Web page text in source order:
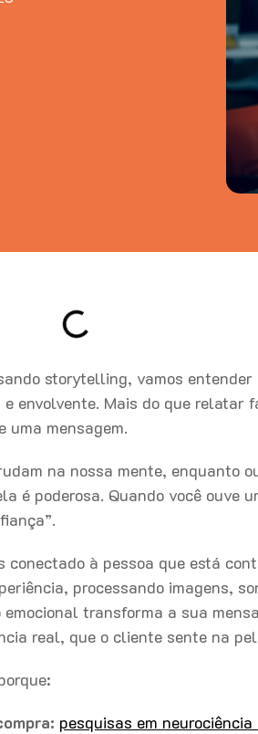
storytelling, vamos
envolvente. Mais do que relatar
uma mensagem.
na nossa mente, enquanto
é poderosa. Quando você ouve
à pessoa que está
processando imagens,
transforma a sua
real, que o cliente sente na
pesquisas em